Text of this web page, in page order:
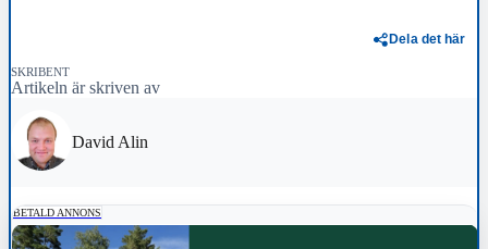
Dela det här
SKRIBENT
Artikeln är skriven av
David Alin
BETALD ANNONS